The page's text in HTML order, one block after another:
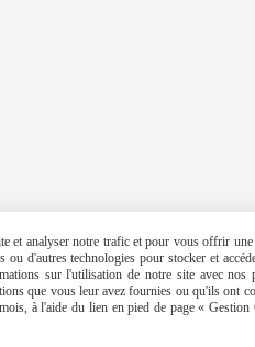
et analyser notre trafic et pour vous offrir
d'autres technologies pour stocker et
sur l'utilisation de notre site avec nos
que vous leur avez fournies ou qu'ils ont
à l'aide du lien en pied de page «